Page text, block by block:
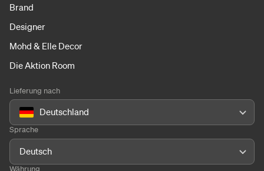
Brand
Designer
Mohd & Elle Decor
Die Aktion Room
Lieferung nach
Deutschland
Sprache
Deutsch